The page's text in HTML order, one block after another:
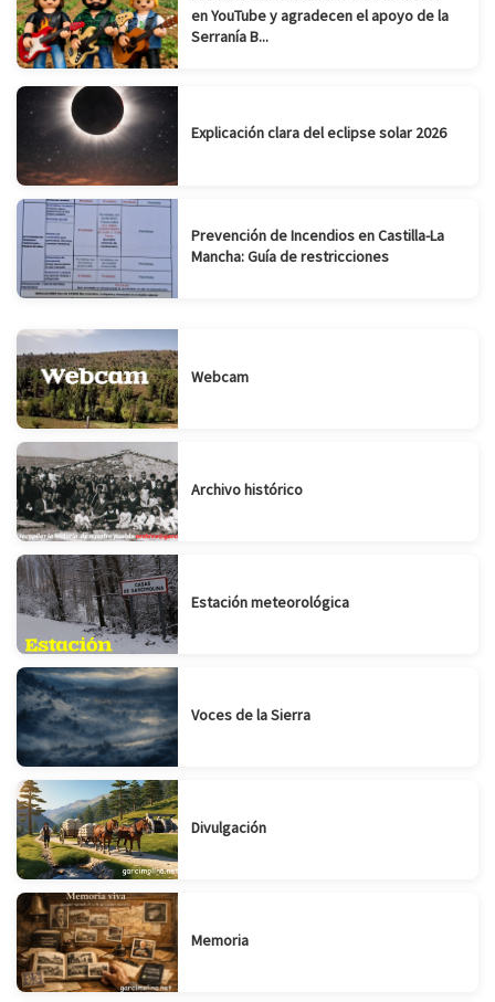
en YouTube y agradecen el apoyo de la
Serranía B...
Explicación clara del eclipse solar 2026
Prevención de Incendios en Castilla-La
Mancha: Guía de restricciones
Webcam
Archivo histórico
Estación meteorológica
Voces de la Sierra
Divulgación
Memoria